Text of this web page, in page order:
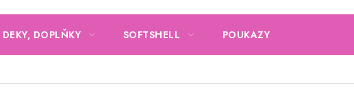
DOPLŇKY SOFTSHELL POUKAZY